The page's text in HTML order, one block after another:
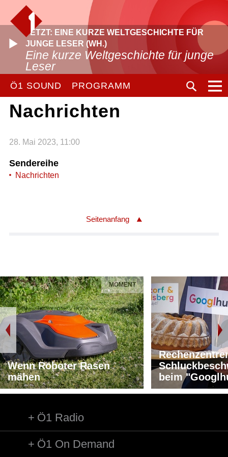
JETZT: EINE KURZE WELTGESCHICHTE FÜR
JUNGE LESER (WH.)
Eine kurze Weltgeschichte für junge
Leser
Ö1 SOUND PROGRAMM
Nachrichten
28. Mai 2023, 11:00
Sendereihe
Nachrichten
Seitenanfang
MOMENT
Wenn Roboter Rasen
mähen
beim
Ö1 Radio
Ö1 On Demand